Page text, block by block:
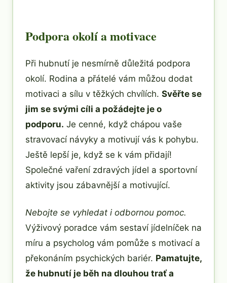
Podpora okolí a motivace
Při hubnutí je nesmírně důležitá podpora
okolí. Rodina a přátelé vám můžou dodat
motivaci a sílu v těžkých chvílích. Svěřte se
jim se svými cíli a požádejte je o
podporu. Je cenné, když chápou vaše
stravovací návyky a motivují vás k pohybu.
Ještě lepší je, když se k vám přidají!
Společné vaření zdravých jídel a sportovní
aktivity jsou zábavnější a motivující.
Nebojte se vyhledat i odbornou pomoc.
Výživový poradce vám sestaví jídelníček na
míru a psycholog vám pomůže s motivací a
překonáním psychických bariér. Pamatujte,
že hubnutí je běh na dlouhou trať a